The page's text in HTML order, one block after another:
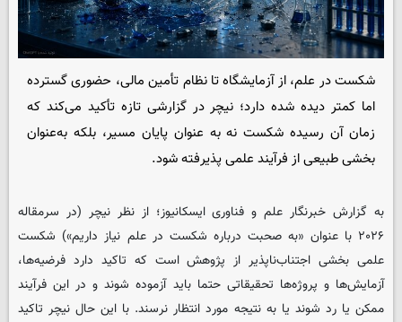
شکست در علم، از آزمایشگاه تا نظام تأمین مالی، حضوری گسترده
اما کمتر دیده‌ شده دارد؛ نیچر در گزارشی تازه تأکید می‌کند که
زمان آن رسیده شکست نه به‌ عنوان پایان مسیر، بلکه به‌عنوان
بخشی طبیعی از فرآیند علمی پذیرفته شود.
به گزارش خبرنگار علم و فناوری ایسکانیوز؛ از نظر نیچر (در سرمقاله
۲۰۲۶ با عنوان «به صحبت درباره شکست در علم نیاز داریم») شکست
علمی بخشی اجتناب‌ناپذیر از پژوهش است که تاکید دارد فرضیه‌ها،
آزمایش‌ها و پروژه‌ها تحقیقاتی حتما باید آزموده شوند و در این فرآیند
ممکن یا رد شوند یا به نتیجه مورد انتظار نرسند. با این حال نیچر تاکید